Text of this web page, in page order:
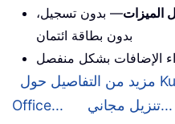
— بدون تسجيل،
بدون بطاقة ائتمان
الإضافات بشكل منفصل
مزيد من التفاصيل حول Kutools for
Office...
تنزيل مجاني...